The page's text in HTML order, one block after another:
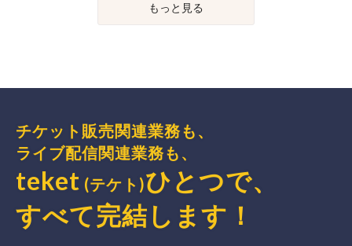
もっと見る
チケット販売関連業務も、
ライブ配信関連業務も、
teket (テケト)ひとつで、
すべて完結 します ！